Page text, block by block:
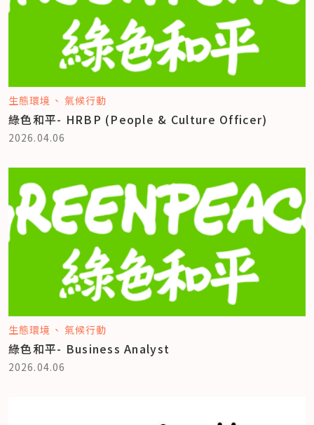
生態環境 氣候行動
綠色和平- HRBP (People & Culture Officer)
2026.04.06
生態環境 氣候行動
綠色和平- Business Analyst
2026.04.06